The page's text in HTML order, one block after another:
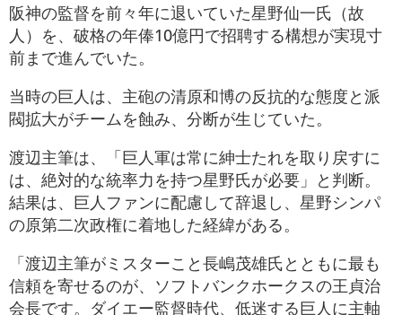
阪神の監督を前々年に退いていた星野仙一氏（故
人）を、破格の年俸10億円で招聘する構想が実現寸
前まで進んでいた。
当時の巨人は、主砲の清原和博の反抗的な態度と派
閥拡大がチームを蝕み、分断が生じていた。
渡辺主筆は、「巨人軍は常に紳士たれを取り戻すに
は、絶対的な統率力を持つ星野氏が必要」と判断。
結果は、巨人ファンに配慮して辞退し、星野シンパ
の原第二次政権に着地した経緯がある。
「渡辺主筆がミスターこと長嶋茂雄氏とともに最も
信頼を寄せるのが、ソフトバンクホークスの王貞治
会長です。ダイエー監督時代、低迷する巨人に主軸